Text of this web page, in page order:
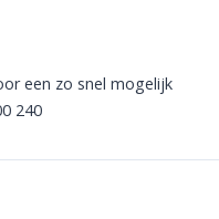
een zo snel mogelijk
240